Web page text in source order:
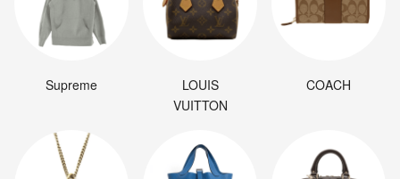
Supreme
LOUIS
VUITTON
COACH